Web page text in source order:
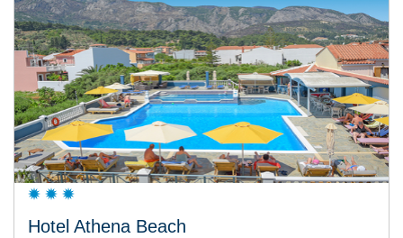
Hotel Athena Beach